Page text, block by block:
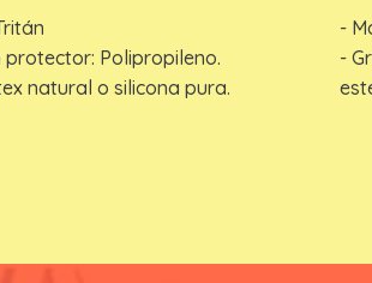
protector: Polipropileno.
natural o silicona pura.
-
-
Email*